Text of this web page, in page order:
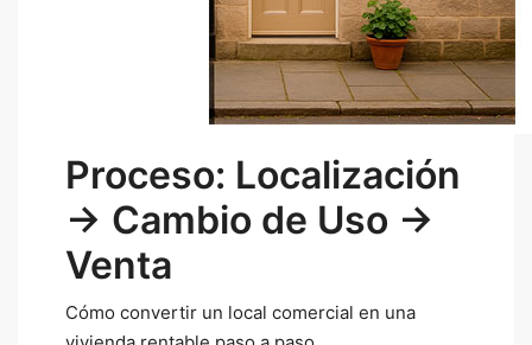
Proceso: Localización
→ Cambio de Uso →
Venta
Cómo convertir un local comercial en una